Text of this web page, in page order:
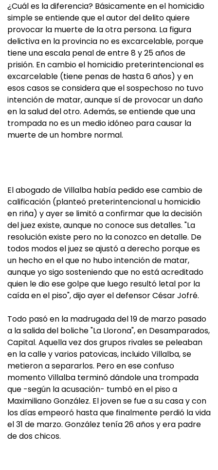
¿Cuál es la diferencia? Básicamente en el homicidio
simple se entiende que el autor del delito quiere
provocar la muerte de la otra persona. La figura
delictiva en la provincia no es excarcelable, porque
tiene una escala penal de entre 8 y 25 años de
prisión. En cambio el homicidio preterintencional es
excarcelable (tiene penas de hasta 6 años) y en
esos casos se considera que el sospechoso no tuvo
intención de matar, aunque sí de provocar un daño
en la salud del otro. Además, se entiende que una
trompada no es un medio idóneo para causar la
muerte de un hombre normal.
El abogado de Villalba había pedido ese cambio de
calificación (planteó preterintencional u homicidio
en riña) y ayer se limitó a confirmar que la decisión
del juez existe, aunque no conoce sus detalles. "La
resolución existe pero no la conozco en detalle. De
todos modos el juez se ajustó a derecho porque es
un hecho en el que no hubo intención de matar,
aunque yo sigo sosteniendo que no está acreditado
quien le dio ese golpe que luego resultó letal por la
caída en el piso", dijo ayer el defensor César Jofré.
Todo pasó en la madrugada del 19 de marzo pasado
a la salida del boliche "La Llorona", en Desamparados,
Capital. Aquella vez dos grupos rivales se peleaban
en la calle y varios patovicas, incluido Villalba, se
metieron a separarlos. Pero en ese confuso
momento Villalba terminó dándole una trompada
que -según la acusación- tumbó en el piso a
Maximiliano González. El joven se fue a su casa y con
los días empeoró hasta que finalmente perdió la vida
el 31 de marzo. González tenía 26 años y era padre
de dos chicos.